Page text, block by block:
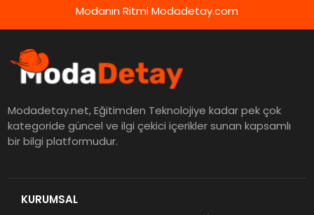
Modanın Ritmi Modadetay.com
Modadetay.net, Eğitimden Teknolojiye kadar pek çok
kategoride güncel ve ilgi çekici içerikler sunan kapsamlı
bir bilgi platformudur.
KURUMSAL